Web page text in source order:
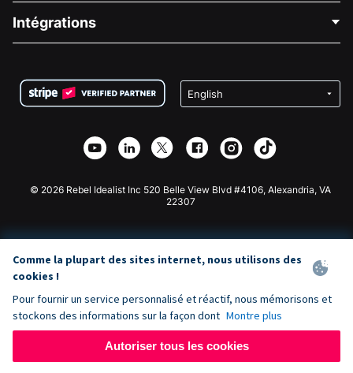
Carrières
Confidentialité
Partenariat d'affiliation
Bibliothèque
Collecte de fonds médicale
Collecte de fonds caritative
Intégrations
Plugin de don Wix
Application de don Webflow
Don Joomla
© 2026 Rebel Idealist Inc 520 Belle View Blvd #4106, Alexandria, VA
22307
Comme la plupart des sites internet, nous utilisons des
cookies !
Pour fournir un service personnalisé et réactif, nous mémorisons et
stockons des informations sur la façon dont Montre plus
Autoriser tous les cookies